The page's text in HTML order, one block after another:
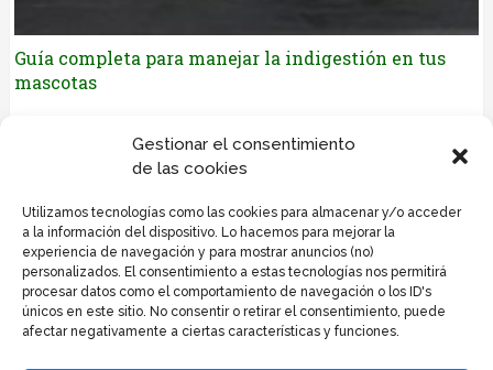
Gestionar el consentimiento
de las cookies
Utilizamos tecnologías como las cookies para almacenar y/o acceder
a la información del dispositivo. Lo hacemos para mejorar la
experiencia de navegación y para mostrar anuncios (no)
personalizados. El consentimiento a estas tecnologías nos permitirá
procesar datos como el comportamiento de navegación o los ID's
únicos en este sitio. No consentir o retirar el consentimiento, puede
afectar negativamente a ciertas características y funciones.
Guía completa para manejar la indigestión en tus
mascotas
Déjanos tus comentarios
comentario.